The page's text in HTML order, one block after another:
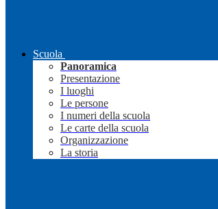
Scuola
Panoramica
Presentazione
I luoghi
Le persone
I numeri della scuola
Le carte della scuola
Organizzazione
La storia